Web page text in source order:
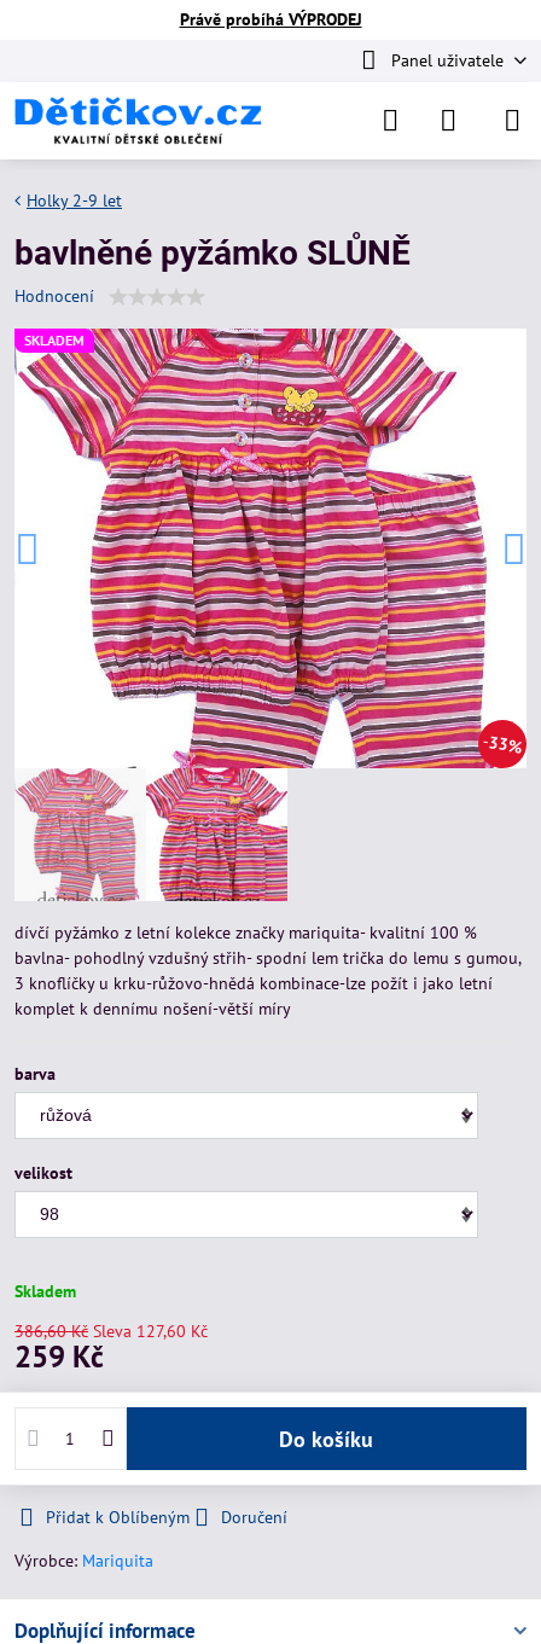
Právě probíhá VÝPRODEJ
Panel uživatele
SKLADEM
33%
Holky 2-9 let
bavlněné pyžámko SLŮNĚ
Hodnocení
dívčí pyžámko z letní kolekce značky mariquita- kvalitní 100 %
bavlna- pohodlný vzdušný střih- spodní lem trička do lemu s gumou,
3 knoflíčky u krku-růžovo-hnědá kombinace-lze požít i jako letní
komplet k dennímu nošení-větší míry
barva
velikost
Skladem
386,60 Kč Sleva 127,60 Kč
259 Kč
Do košíku
Přidat k Oblíbeným
Doručení
Výrobce: Mariquita
Doplňující informace